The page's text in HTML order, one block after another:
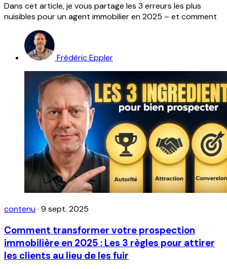
Dans cet article, je vous partage les 3 erreurs les plus
nuisibles pour un agent immobilier en 2025 – et comment
Frédéric Eppler
contenu· 9 sept. 2025
Comment transformer votre prospection
immobilière en 2025 : Les 3 règles pour attirer
les clients au lieu de les fuir